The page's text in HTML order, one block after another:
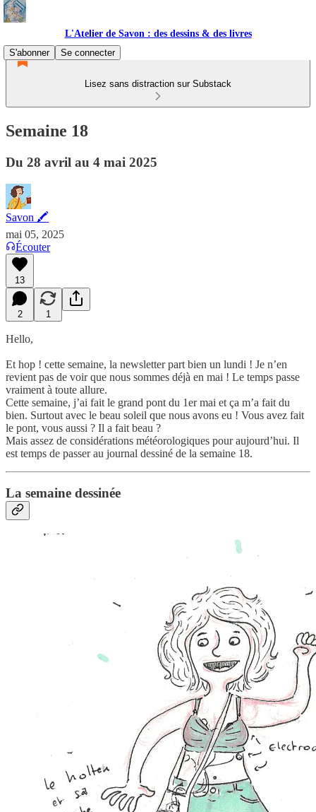
L'Atelier de Savon : des dessins & des livres
S'abonner
Se connecter
Lisez sans distraction sur Substack
Semaine 18
Du 28 avril au 4 mai 2025
Savon 🖍
mai 05, 2025
Écouter
13
2 1
Hello,
Et hop ! cette semaine, la newsletter part bien un lundi ! Je n’en
revient pas de voir que nous sommes déjà en mai ! Le temps passe
vraiment à toute allure.
Cette semaine, j’ai fait le grand pont du 1er mai et ça m’a fait du
bien. Surtout avec le beau soleil que nous avons eu ! Vous avez fait
le pont, vous aussi ? Il a fait beau ?
Mais assez de considérations météorologiques pour aujourd’hui. Il
est temps de passer au journal dessiné de la semaine 18.
La semaine dessinée